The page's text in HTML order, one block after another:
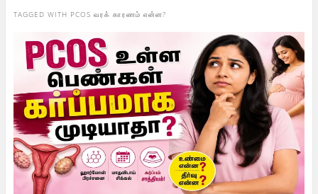
TAGGED WITH PCOS வரக் காரணம் என்ன?